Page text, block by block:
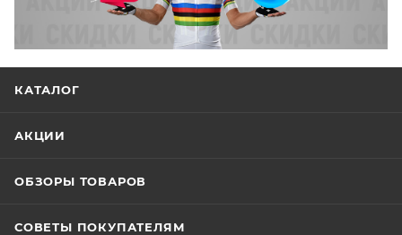
КАТАЛОГ
АКЦИИ
ОБЗОРЫ ТОВАРОВ
СОВЕТЫ ПОКУПАТЕЛЯМ